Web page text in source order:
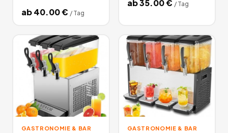
ab40.00€ / Tag
ab35.00€ / Tag
GASTRONOMIE & BAR GASTRONOMIE & BAR